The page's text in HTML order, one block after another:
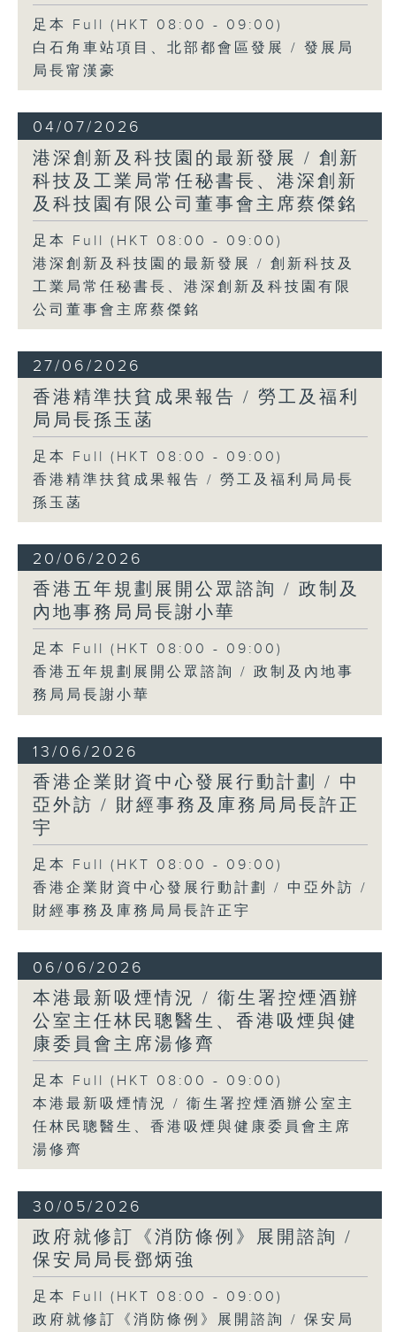
足本 Full (HKT 08:00 - 09:00)
白石角車站項目、北部都會區發展 / 發展局
局長甯漢豪
04/07/2026
港深創新及科技園的最新發展 / 創新
科技及工業局常任秘書長、港深創新
及科技園有限公司董事會主席蔡傑銘
足本 Full (HKT 08:00 - 09:00)
港深創新及科技園的最新發展 / 創新科技及
工業局常任秘書長、港深創新及科技園有限
公司董事會主席蔡傑銘
27/06/2026
香港精準扶貧成果報告 / 勞工及福利
局局長孫玉菡
足本 Full (HKT 08:00 - 09:00)
香港精準扶貧成果報告 / 勞工及福利局局長
孫玉菡
20/06/2026
香港五年規劃展開公眾諮詢 / 政制及
內地事務局局長謝小華
足本 Full (HKT 08:00 - 09:00)
香港五年規劃展開公眾諮詢 / 政制及內地事
務局局長謝小華
13/06/2026
香港企業財資中心發展行動計劃 / 中
亞外訪 / 財經事務及庫務局局長許正
宇
足本 Full (HKT 08:00 - 09:00)
香港企業財資中心發展行動計劃 / 中亞外訪 /
財經事務及庫務局局長許正宇
06/06/2026
本港最新吸煙情況 / 衞生署控煙酒辦
公室主任林民聰醫生、香港吸煙與健
康委員會主席湯修齊
足本 Full (HKT 08:00 - 09:00)
本港最新吸煙情況 / 衞生署控煙酒辦公室主
任林民聰醫生、香港吸煙與健康委員會主席
湯修齊
30/05/2026
政府就修訂《消防條例》展開諮詢 /
保安局局長鄧炳強
足本 Full (HKT 08:00 - 09:00)
政府就修訂《消防條例》展開諮詢 / 保安局